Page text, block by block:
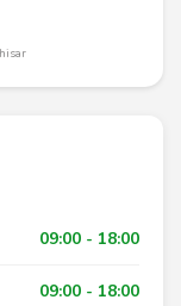
09:00 - 18:00
09:00 - 18:00